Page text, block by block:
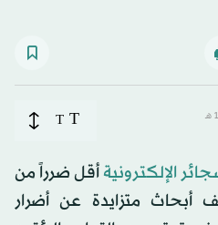
T
T
الإلكترونيةأقل ضرراً من
أبحاث متزايدة عن أضرار